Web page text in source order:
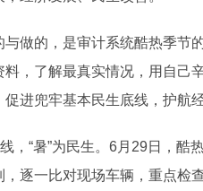
的，是审计系统酷热季节的
料，了解最真实情况，用自己
进兜牢基本民生底线，护航
“暑”为民生。6月29日，酷
，逐一比对现场车辆，重点检